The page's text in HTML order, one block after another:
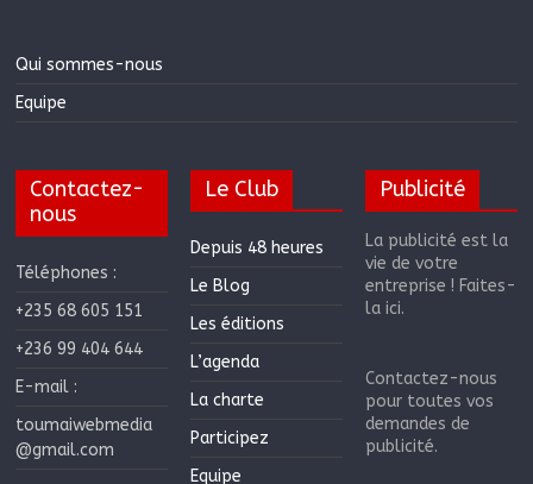
Qui sommes-nous
Equipe
Contactez-
nous
Téléphones :
+235 68 605 151
+236 99 404 644
E-mail :
toumaiwebmedia
@gmail.com
Le Club
Depuis 48 heures
Le Blog
Les éditions
L’agenda
La charte
Participez
Equipe
Publicité
La publicité est la
vie de votre
entreprise ! Faites-
la ici.
Contactez-nous
pour toutes vos
demandes de
publicité.